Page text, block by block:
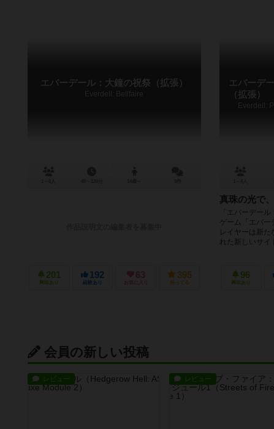
エバーデール：大鐘の祝祭（拡張）
Everdell: Bellfaire
201
興味あり
192
経験あり
63
お気に入り
395
持ってる
エバーデ
（拡張）
Everdell:
真珠の光で
「エバーデー
ゲーム「エバー
レイヤーは新た
れた新しいサイ
96
興味あり
会員の新しい投稿
レビュー レビュー